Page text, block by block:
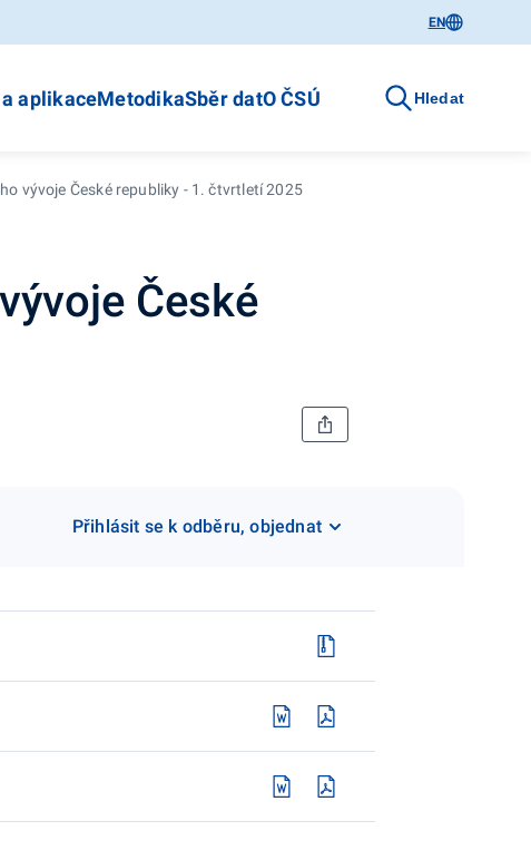
EN
aplikaceMetodikaSběr datO ČSÚ Hledat
vývoje České republiky - 1. čtvrtletí 2025
České
Přihlásit se k odběru, objednat